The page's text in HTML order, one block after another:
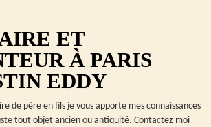
ET
À PARIS
EDDY
de père en fils je vous apporte mes connaissances
tout objet ancien ou antiquité. Contactez moi